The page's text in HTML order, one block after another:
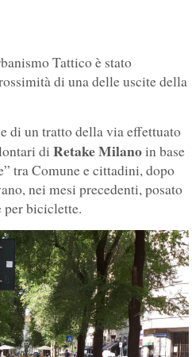
Tattico è stato
di una delle uscite della
di un tratto della via effettuato
diRetake Milanoin base
tra Comune e cittadini, dopo
nei mesi precedenti, posato
per biciclette.